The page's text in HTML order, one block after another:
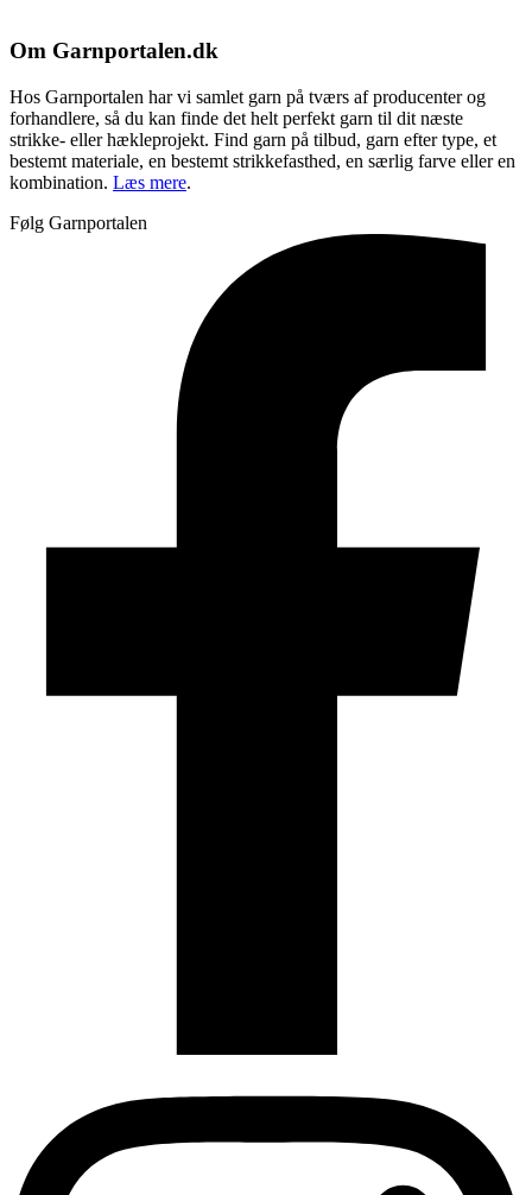
Om Garnportalen.dk
Hos Garnportalen har vi samlet garn på tværs af producenter og
forhandlere, så du kan finde det helt perfekt garn til dit næste
strikke- eller hækleprojekt. Find garn på tilbud, garn efter type, et
bestemt materiale, en bestemt strikkefasthed, en særlig farve eller en
kombination. Læs mere.
Følg Garnportalen